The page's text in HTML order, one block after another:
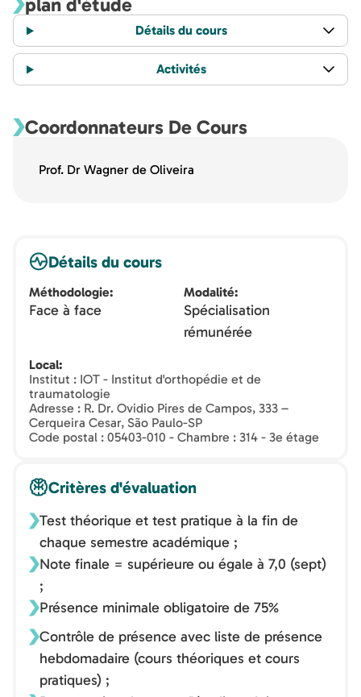
plan d'étude
Détails du cours
Activités
Coordonnateurs De Cours
Prof. Dr Wagner de Oliveira
Détails du cours
Méthodologie
Face à face
Modalité
Spécialisation
rémunérée
Local
Institut : IOT - Institut d'orthopédie et de
traumatologie
Adresse : R. Dr. Ovidio Pires de Campos, 333 –
Cerqueira Cesar, São Paulo-SP
Code postal : 05403-010 - Chambre : 314 - 3e étage
Critères d'évaluation
Test théorique et test pratique à la fin de
chaque semestre académique ;
Note finale = supérieure ou égale à 7,0 (sept)
;
Présence minimale obligatoire de 75%
Contrôle de présence avec liste de présence
hebdomadaire (cours théoriques et cours
pratiques) ;